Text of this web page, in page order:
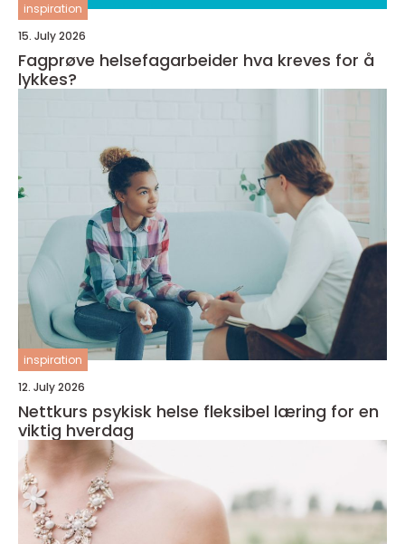
inspiration
15. July 2026
Fagprøve helsefagarbeider hva kreves for å
lykkes?
inspiration
12. July 2026
Nettkurs psykisk helse fleksibel læring for en
viktig hverdag